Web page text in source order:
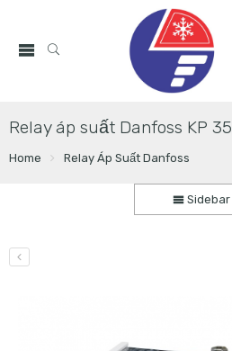
Relay áp suất Danfoss KP 35
Home Relay Áp Suất Danfoss
Sidebar